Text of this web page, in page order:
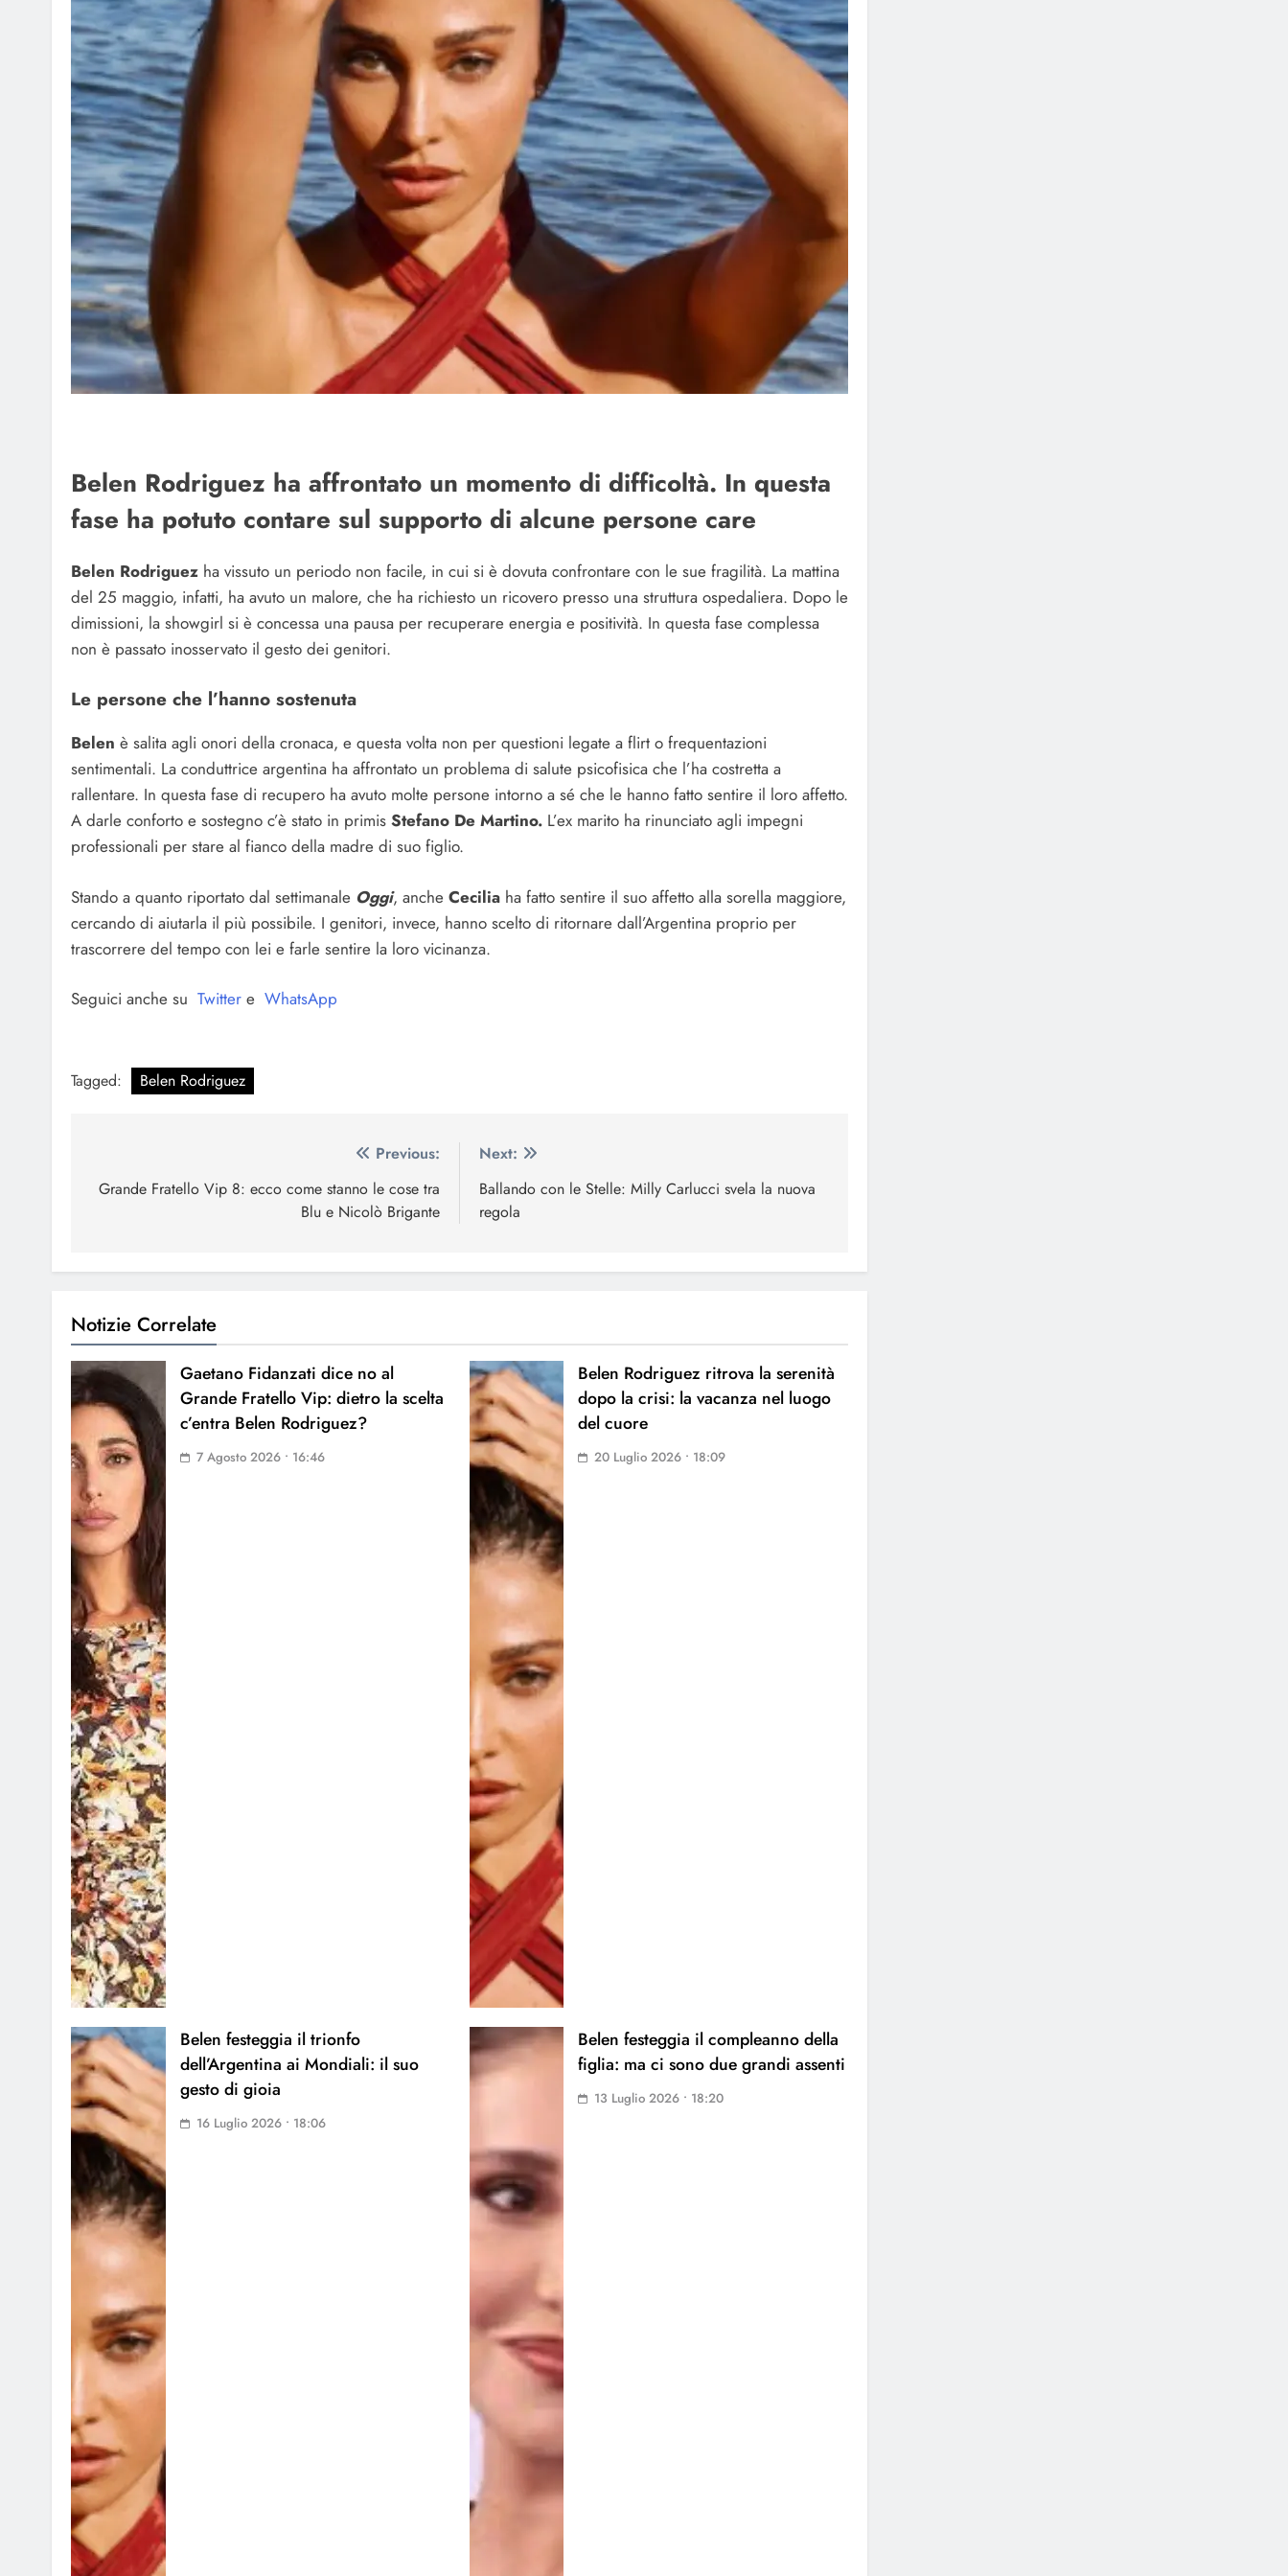
Belen Rodriguez ha affrontato un momento di difficoltà. In questa
fase ha potuto contare sul supporto di alcune persone care
Belen Rodriguez ha vissuto un periodo non facile, in cui si è dovuta confrontare con le sue fragilità. La mattina
del 25 maggio, infatti, ha avuto un malore, che ha richiesto un ricovero presso una struttura ospedaliera. Dopo le
dimissioni, la showgirl si è concessa una pausa per recuperare energia e positività. In questa fase complessa
non è passato inosservato il gesto dei genitori.
Le persone che l’hanno sostenuta
Belen è salita agli onori della cronaca, e questa volta non per questioni legate a flirt o frequentazioni
sentimentali. La conduttrice argentina ha affrontato un problema di salute psicofisica che l’ha costretta a
rallentare. In questa fase di recupero ha avuto molte persone intorno a sé che le hanno fatto sentire il loro affetto.
A darle conforto e sostegno c’è stato in primis Stefano De Martino. L’ex marito ha rinunciato agli impegni
professionali per stare al fianco della madre di suo figlio.
Stando a quanto riportato dal settimanale Oggi, anche Cecilia ha fatto sentire il suo affetto alla sorella maggiore,
cercando di aiutarla il più possibile. I genitori, invece, hanno scelto di ritornare dall’Argentina proprio per
trascorrere del tempo con lei e farle sentire la loro vicinanza.
Seguici anche su Twitter e WhatsApp
Tagged: Belen Rodriguez
articoli
Previous:
Grande Fratello Vip 8: ecco come stanno le cose tra
Blu e Nicolò Brigante
Next:
Ballando con le Stelle: Milly Carlucci svela la nuova
regola
Notizie Correlate
Gaetano Fidanzati dice no al
Grande Fratello Vip: dietro la scelta
c’entra Belen Rodriguez?
7 Agosto 2026 • 16:46
Belen Rodriguez ritrova la serenità
dopo la crisi: la vacanza nel luogo
del cuore
20 Luglio 2026 • 18:09
Belen festeggia il trionfo
dell’Argentina ai Mondiali: il suo
gesto di gioia
16 Luglio 2026 • 18:06
Belen festeggia il compleanno della
figlia: ma ci sono due grandi assenti
13 Luglio 2026 • 18:20